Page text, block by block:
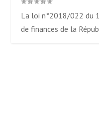
La loi n°2018/022 du
de finances de la